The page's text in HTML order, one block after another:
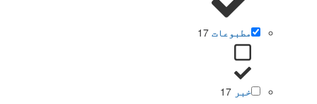
مطبوعات 17
خبر 17